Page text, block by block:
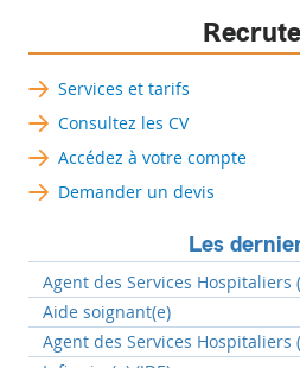
Services et tarifs
Consultez les CV
Accédez à votre compte
Demander un devis
Les
Agent des Services Hospitaliers
Aide soignant(e)
Agent des Services Hospitaliers